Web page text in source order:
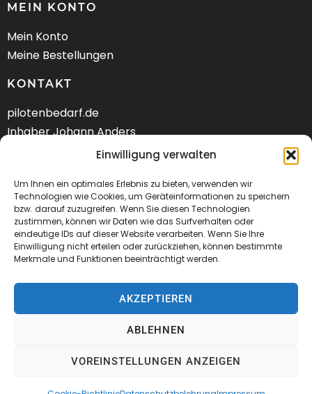
Einwilligung verwalten
Um Ihnen ein optimales Erlebnis zu bieten, verwenden wir
Technologien wie Cookies, um Geräteinformationen zu speichern
bzw. darauf zuzugreifen. Wenn Sie diesen Technologien
zustimmen, können wir Daten wie das Surfverhalten oder
eindeutige IDs auf dieser Website verarbeiten. Wenn Sie Ihre
Einwilligung nicht erteilen oder zurückziehen, können bestimmte
Merkmale und Funktionen beeinträchtigt werden.
AKZEPTIEREN
ABLEHNEN
VOREINSTELLUNGEN ANZEIGEN
MEIN KONTO
Mein Konto
Meine Bestellungen
KONTAKT
pilotenbedarf.de
Inhaber Johann Anders
Am Schwarzen Berg 58
Tel.: +49 (04141) 9288240
Mail:kontakt@pilotenbedarf.de
© 2026 Pilotenbedarf.de